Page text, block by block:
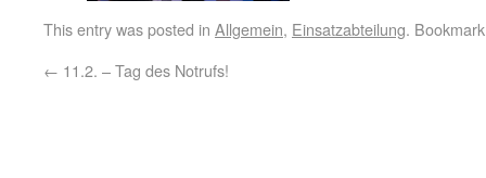
This entry was posted in Allgemein, Einsatzabteilung.
← 11.2. – Tag des Notrufs!